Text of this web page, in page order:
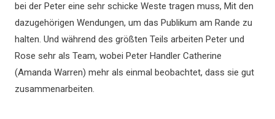
bei der Peter eine sehr schicke Weste tragen muss, Mit den
dazugehörigen Wendungen, um das Publikum am Rande zu
halten. Und während des größten Teils arbeiten Peter und
Rose sehr als Team, wobei Peter Handler Catherine
(Amanda Warren) mehr als einmal beobachtet, dass sie gut
zusammenarbeiten.